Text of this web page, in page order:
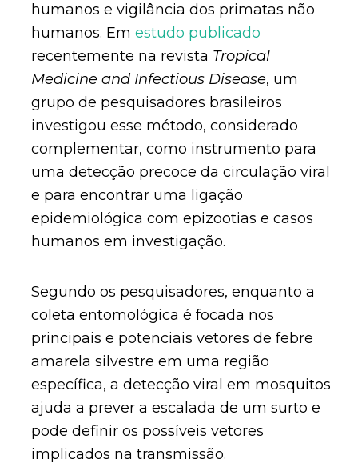
humanos e vigilância dos primatas não
humanos. Em estudo publicado
recentemente na revista Tropical
Medicine and Infectious Disease, um
grupo de pesquisadores brasileiros
investigou esse método, considerado
complementar, como instrumento para
uma detecção precoce da circulação viral
e para encontrar uma ligação
epidemiológica com epizootias e casos
humanos em investigação.
Segundo os pesquisadores, enquanto a
coleta entomológica é focada nos
principais e potenciais vetores de febre
amarela silvestre em uma região
específica, a detecção viral em mosquitos
ajuda a prever a escalada de um surto e
pode definir os possíveis vetores
implicados na transmissão.